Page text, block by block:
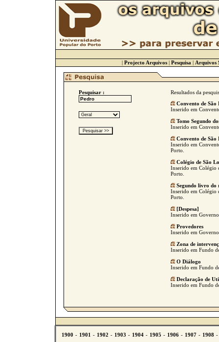
| Projecto Arquivos | Pesquisa | Arquivos
Pesquisar :
Resultados da
Convento de
Inserido em
Tomo Segundo
Inserido em
Convento de São
Inserido em
Porto.
Colégio de São
Inserido em Colégio
Porto.
Segundo livro do
Inserido em Colégio
Porto.
[Despesa]
Inserido em
Provedores
Inserido em
Zona de
Inserido em Fundo
O Diálogo
Inserido em Fundo
Declaração de
Inserido em Fundo